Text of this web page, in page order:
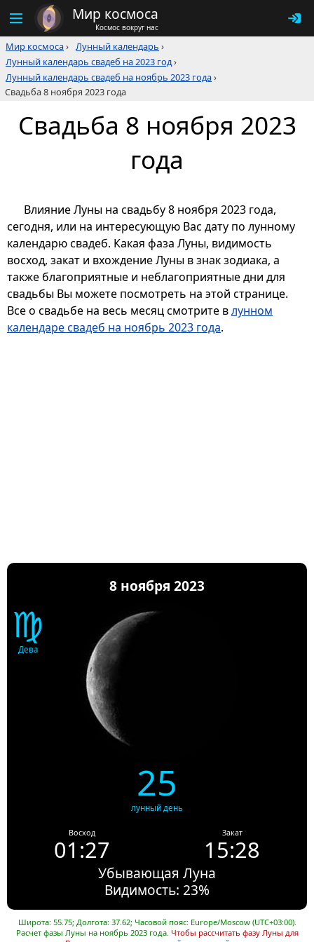
Мир космоса
Космос вокруг нас
Мир космоса› Лунный календарь ›
Лунный календарь свадеб на 2023 год›
Лунный календарь свадеб на ноябрь 2023 года›
Свадьба 8 ноября 2023 года
Свадьба 8 ноября 2023
года
Влияние Луны на свадьбу 8 ноября 2023 года,
сегодня, или на интересующую Вас дату по лунному
календарю свадеб. Какая фаза Луны, видимость
восход, закат и вхождение Луны в знак зодиака, а
также благоприятные и неблагоприятные дни для
свадьбы Вы можете посмотреть на этой странице.
Все о свадьбе на весь месяц смотрите влунном
календаре свадеб на ноябрь 2023 года.
8 ноября 2023
♍
Дева
25
лунный день
Восход
01:27
Закат
15:28
Убывающая Луна
Видимость: 23%
Широта: 55.75; Долгота: 37.62; Часовой пояс: Europe/Moscow (UTC+03:00).
Расчет фазы Луны на ноябрь 2023 года. Чтобы рассчитать фазу Луны для